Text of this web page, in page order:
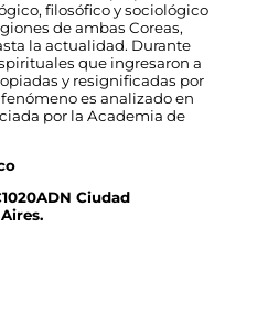
filosófico y sociológico
de ambas Coreas,
la actualidad. Durante
que ingresaron a
y resignificadas por
es analizado en
por la Academia de
Ciudad